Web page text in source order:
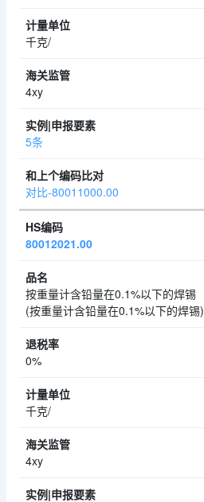
千克/
4xy
5条
对比-80011000.00
80012021.00
按重量计含铅量在0.1%以下的焊锡
(按重量计含铅量在0.1%以下的焊锡)
0%
千克/
4xy